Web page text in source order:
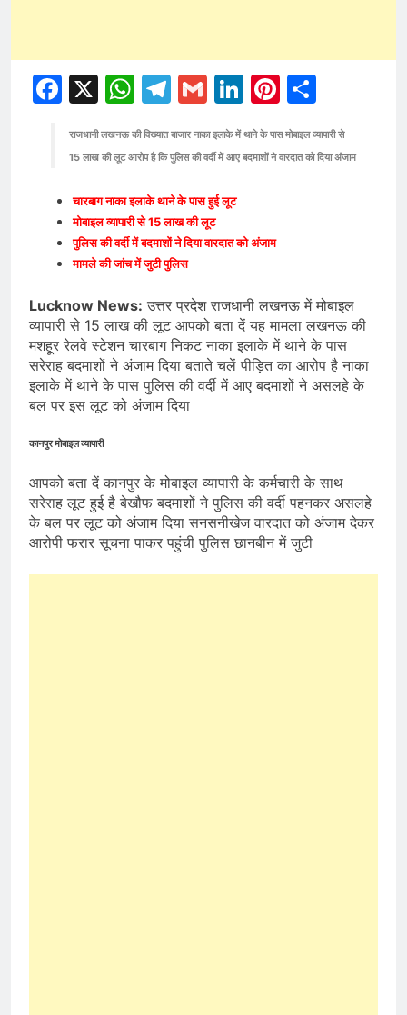
Facebook
X WhatsApp
Telegram
GmailLinkedIn
Pinterest
राजधानी लखनऊ की विख्यात बाजार नाका इलाके में थाने के पास मोबाइल व्यापारी से
15 लाख की लूट आरोप है कि पुलिस की वर्दी में आए बदमाशों ने वारदात को दिया अंजाम
चारबाग नाका इलाके थाने के पास हुई लूट
मोबाइल व्यापारी से 15 लाख की लूट
पुलिस की वर्दी में बदमाशों ने दिया वारदात को अंजाम
मामले की जांच में जुटी पुलिस
Lucknow News: उत्तर प्रदेश राजधानी लखनऊ में मोबाइल
व्यापारी से 15 लाख की लूट आपको बता दें यह मामला लखनऊ की
मशहूर रेलवे स्टेशन चारबाग निकट नाका इलाके में थाने के पास
सरेराह बदमाशों ने अंजाम दिया बताते चलें पीड़ित का आरोप है नाका
इलाके में थाने के पास पुलिस की वर्दी में आए बदमाशों ने असलहे के
बल पर इस लूट को अंजाम दिया
कानपुर मोबाइल व्यापारी
आपको बता दें कानपुर के मोबाइल व्यापारी के कर्मचारी के साथ
सरेराह लूट हुई है बेखौफ बदमाशों ने पुलिस की वर्दी पहनकर असलहे
के बल पर लूट को अंजाम दिया सनसनीखेज वारदात को अंजाम देकर
आरोपी फरार सूचना पाकर पहुंची पुलिस छानबीन में जुटी